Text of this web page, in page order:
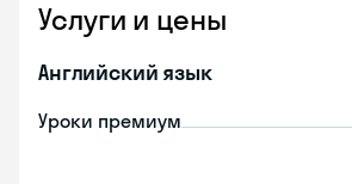
Услуги и цены
Английский язык
Уроки премиум